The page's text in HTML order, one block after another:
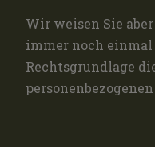
Wir weisen Sie
immer noch
Rechtsgrundlage